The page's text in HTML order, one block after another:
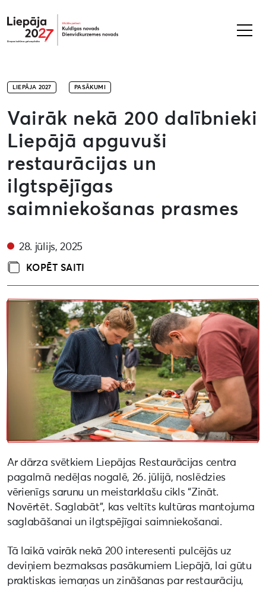
Liepāja2027
LIEPĀJA 2027 PASĀKUMI
Vairāk nekā 200 dalībnieki
Liepājā apguvuši
restaurācijas un
ilgtspējīgas
saimniekošanas prasmes
28. jūlijs, 2025
KOPĒT SAITI
Ar dārza svētkiem Liepājas Restaurācijas centra
pagalmā nedēļas nogalē, 26. jūlijā, noslēdzies
vērienīgs sarunu un meistarklašu cikls “Zināt.
Novērtēt. Saglabāt”, kas veltīts kultūras mantojuma
saglabāšanai un ilgtspējīgai saimniekošanai.
Tā laikā vairāk nekā 200 interesenti pulcējās uz
deviņiem bezmaksas pasākumiem Liepājā, lai gūtu
praktiskas iemaņas un zināšanas par restaurāciju,